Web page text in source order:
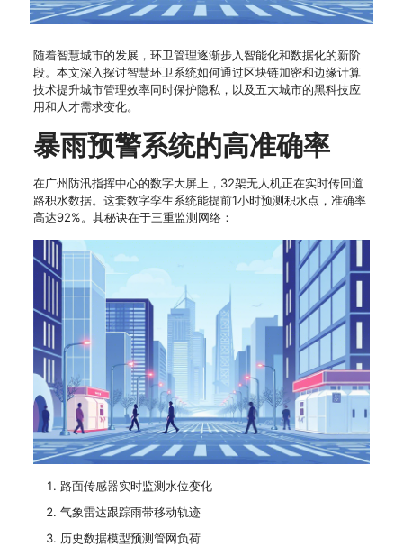
随着智慧城市的发展，环卫管理逐渐步入智能化和数据化的新阶
段。本文深入探讨智慧环卫系统如何通过区块链加密和边缘计算
技术提升城市管理效率同时保护隐私，以及五大城市的黑科技应
用和人才需求变化。
暴雨预警系统的高准确率
在广州防汛指挥中心的数字大屏上，32架无人机正在实时传回道
路积水数据。这套数字孪生系统能提前1小时预测积水点，准确率
高达92%。其秘诀在于三重监测网络：
路面传感器实时监测水位变化
气象雷达跟踪雨带移动轨迹
历史数据模型预测管网负荷